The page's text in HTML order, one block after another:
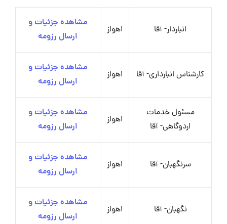
انباردار- آقا اهواز
مشاهده جزئیات و
ارسال رزومه
کارشناس انبارداری- آقا اهواز
مشاهده جزئیات و
ارسال رزومه
مسئول خدمات
اردوگاهی- آقا
اهواز
مشاهده جزئیات و
ارسال رزومه
سرنگهبان- آقا اهواز
مشاهده جزئیات و
ارسال رزومه
نگهبان- آقا اهواز
مشاهده جزئیات و
ارسال رزومه